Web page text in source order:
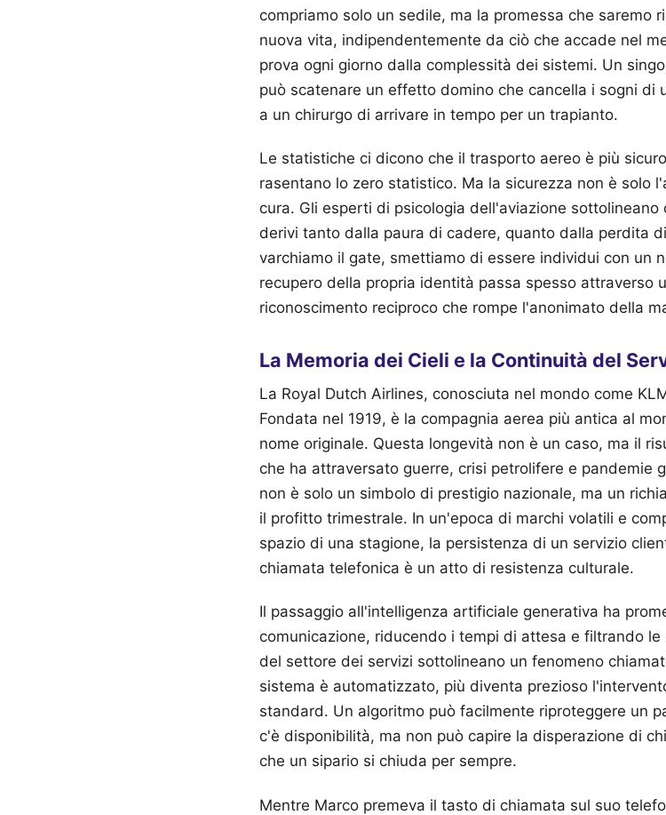
compriamo solo un sedile, ma la promessa che saremo
nuova vita, indipendentemente da ciò che accade nel
prova ogni giorno dalla complessità dei sistemi. Un
può scatenare un effetto domino che cancella i sogni di
a un chirurgo di arrivare in tempo per un trapianto.
Le statistiche ci dicono che il trasporto aereo è più
rasentano lo zero statistico. Ma la sicurezza non è solo
cura. Gli esperti di psicologia dell'aviazione
derivi tanto dalla paura di cadere, quanto dalla perdita
varchiamo il gate, smettiamo di essere individui con un
recupero della propria identità passa spesso attraverso
riconoscimento reciproco che rompe l'anonimato della
La Memoria dei Cieli e la Continuità del
La Royal Dutch Airlines, conosciuta nel mondo come
Fondata nel 1919, è la compagnia aerea più antica al
nome originale. Questa longevità non è un caso, ma il
che ha attraversato guerre, crisi petrolifere e pandemie
non è solo un simbolo di prestigio nazionale, ma un
il profitto trimestrale. In un'epoca di marchi volatili e
spazio di una stagione, la persistenza di un servizio
chiamata telefonica è un atto di resistenza culturale.
Il passaggio all'intelligenza artificiale generativa ha
comunicazione, riducendo i tempi di attesa e filtrando
del settore dei servizi sottolineano un fenomeno
sistema è automatizzato, più diventa prezioso
standard. Un algoritmo può facilmente riproteggere un
c'è disponibilità, ma non può capire la disperazione di
che un sipario si chiuda per sempre.
Mentre Marco premeva il tasto di chiamata sul suo